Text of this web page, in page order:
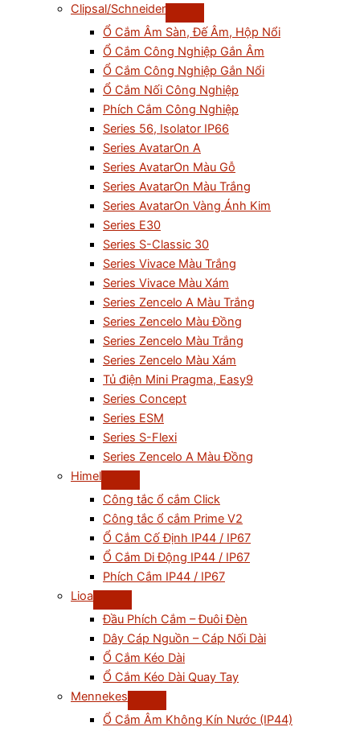
Clipsal/Schneider
Ổ Cắm Âm Sàn, Đế Âm, Hộp Nổi
Ổ Cắm Công Nghiệp Gắn Âm
Ổ Cắm Công Nghiệp Gắn Nổi
Ổ Cắm Nối Công Nghiệp
Phích Cắm Công Nghiệp
Series 56, Isolator IP66
Series AvatarOn A
Series AvatarOn Màu Gỗ
Series AvatarOn Màu Trắng
Series AvatarOn Vàng Ánh Kim
Series E30
Series S-Classic 30
Series Vivace Màu Trắng
Series Vivace Màu Xám
Series Zencelo A Màu Trắng
Series Zencelo Màu Đồng
Series Zencelo Màu Trắng
Series Zencelo Màu Xám
Tủ điện Mini Pragma, Easy9
Series Concept
Series ESM
Series S-Flexi
Series Zencelo A Màu Đồng
Himel
Công tắc ổ cắm Click
Công tắc ổ cắm Prime V2
Ổ Cắm Cố Định IP44 / IP67
Ổ Cắm Di Động IP44 / IP67
Phích Cắm IP44 / IP67
Lioa
Đầu Phích Cắm – Đuôi Đèn
Dây Cáp Nguồn – Cáp Nối Dài
Ổ Cắm Kéo Dài
Ổ Cắm Kéo Dài Quay Tay
Mennekes
Ổ Cắm Âm Không Kín Nước (IP44)